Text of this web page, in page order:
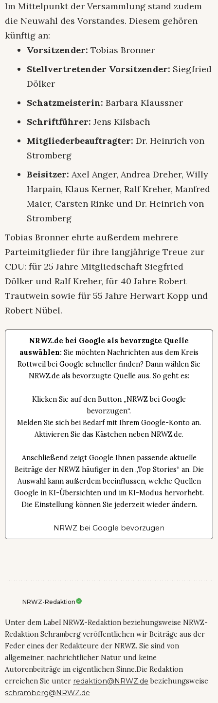
Im Mittelpunkt der Versammlung stand zudem
die Neuwahl des Vorstandes. Diesem gehören
künftig an:
Vorsitzender: Tobias Bronner
Stellvertretender Vorsitzender: Siegfried
Dölker
Schatzmeisterin: Barbara Klaussner
Schriftführer: Jens Kilsbach
Mitgliederbeauftragter: Dr. Heinrich von
Stromberg
Beisitzer: Axel Anger, Andrea Dreher, Willy
Harpain, Klaus Kerner, Ralf Kreher, Manfred
Maier, Carsten Rinke und Dr. Heinrich von
Stromberg
Tobias Bronner ehrte außerdem mehrere
Parteimitglieder für ihre langjährige Treue zur
CDU: für 25 Jahre Mitgliedschaft Siegfried
Dölker und Ralf Kreher, für 40 Jahre Robert
Trautwein sowie für 55 Jahre Herwart Kopp und
Robert Nübel.
NRWZ.de bei Google als bevorzugte Quelle
auswählen: Sie möchten Nachrichten aus dem Kreis
Rottweil bei Google schneller finden? Dann wählen Sie
NRWZ.de als bevorzugte Quelle aus. So geht es:
Klicken Sie auf den Button „NRWZ bei Google
bevorzugen“.
Melden Sie sich bei Bedarf mit Ihrem Google-Konto an.
Aktivieren Sie das Kästchen neben NRWZ.de.
Anschließend zeigt Google Ihnen passende aktuelle
Beiträge der NRWZ häufiger in den „Top Stories“ an. Die
Auswahl kann außerdem beeinflussen, welche Quellen
Google in KI-Übersichten und im KI-Modus hervorhebt.
Die Einstellung können Sie jederzeit wieder ändern.
NRWZ bei Google bevorzugen
NRWZ-Redaktion
Unter dem Label NRWZ-Redaktion beziehungsweise NRWZ-
Redaktion Schramberg veröffentlichen wir Beiträge aus der
Feder eines der Redakteure der NRWZ. Sie sind von
allgemeiner, nachrichtlicher Natur und keine
Autorenbeiträge im eigentlichen Sinne.Die Redaktion
erreichen Sie unter redaktion@NRWZ.de beziehungsweise
schramberg@NRWZ.de